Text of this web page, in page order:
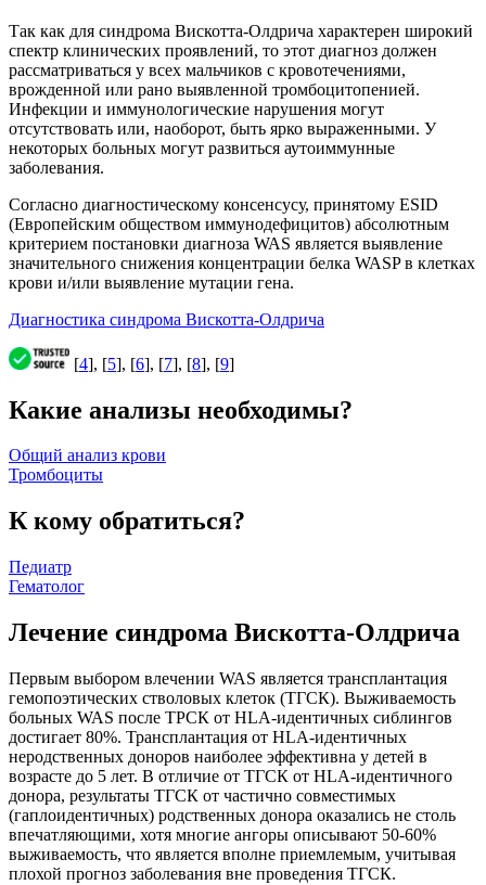
Так как для синдрома Вискотта-Олдрича характерен широкий
спектр клинических проявлений, то этот диагноз должен
рассматриваться у всех мальчиков с кровотечениями,
врожденной или рано выявленной тромбоцитопенией.
Инфекции и иммунологические нарушения могут
отсутствовать или, наоборот, быть ярко выраженными. У
некоторых больных могут развиться аутоиммунные
заболевания.
Согласно диагностическому консенсусу, принятому ESID
(Европейским обществом иммунодефицитов) абсолютным
критерием постановки диагноза WAS является выявление
значительного снижения концентрации белка WASP в клетках
крови и/или выявление мутации гена.
Диагностика синдрома Вискотта-Олдрича
[4], [5], [6], [7], [8], [9]
Какие анализы необходимы?
Общий анализ крови
Тромбоциты
К кому обратиться?
Педиатр
Гематолог
Лечение синдрома Вискотта-Олдрича
Первым выбором влечении WAS является трансплантация
гемопоэтических стволовых клеток (ТГСК). Выживаемость
больных WAS после ТРСК от НLА-идентичных сиблингов
достигает 80%. Трансплантация от HLA-идентичных
неродственных доноров наиболее эффективна у детей в
возрасте до 5 лет. В отличие от ТГСК от HLA-идентичного
донора, результаты ТГСК от частично совместимых
(гаплоидентичных) родственных донора оказались не столь
впечатляющими, хотя многие ангоры описывают 50-60%
выживаемость, что является вполне приемлемым, учитывая
плохой прогноз заболевания вне проведения ТГСК.